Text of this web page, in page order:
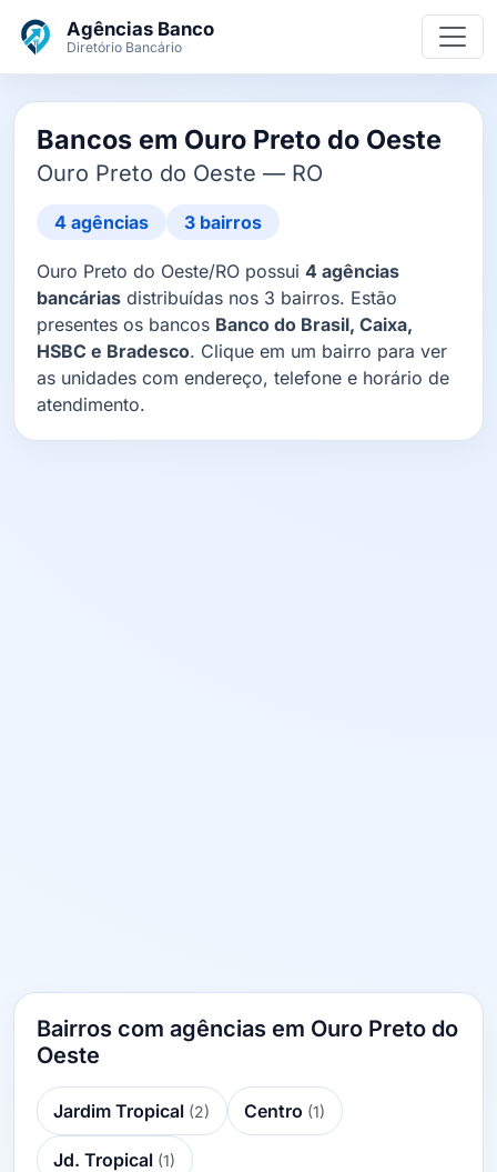
Agências Banco
Diretório Bancário
Bancos em Ouro Preto do Oeste
Ouro Preto do Oeste — RO
4 agências 3 bairros
Ouro Preto do Oeste/RO possui 4 agências
bancárias distribuídas nos 3 bairros. Estão
presentes os bancos Banco do Brasil, Caixa,
HSBC e Bradesco. Clique em um bairro para ver
as unidades com endereço, telefone e horário de
atendimento.
Bairros com agências em Ouro Preto do
Oeste
Jardim Tropical (2) Centro (1)
Jd. Tropical (1)